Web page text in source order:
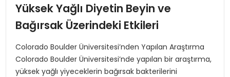
SIYASET
TEKNOLOJI
SPOR
Yüksek Yağlı Diyetin Beyin ve
Bağırsak Üzerindeki Etkileri
Colorado Boulder Üniversitesi’nden Yapılan Araştırma
Colorado Boulder Üniversitesi’nde yapılan bir araştırma,
yüksek yağlı yiyeceklerin bağırsak bakterilerini